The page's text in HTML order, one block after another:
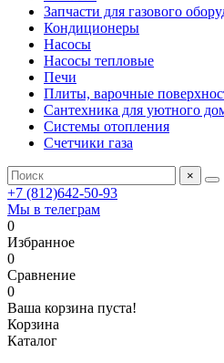
Запчасти для газового
Кондиционеры
Насосы
Насосы тепловые
Печи
Плиты, варочные
Сантехника для уютного
Системы отопления
Счетчики газа
×
+7 (812)642-50-93
Мы в телеграм
0
Избранное
0
Сравнение
0
Ваша корзина пуста!
Корзина
Каталог